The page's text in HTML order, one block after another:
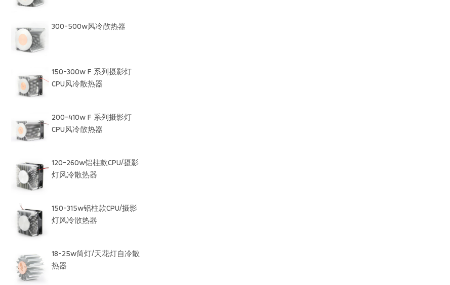
300-500w风冷散热器
150-300w F 系列摄影灯
CPU风冷散热器
200-410w F 系列摄影灯
CPU风冷散热器
120-260w铝柱款CPU/摄影
灯风冷散热器
150-315w铝柱款CPU/摄影
灯风冷散热器
18-25w筒灯/天花灯自冷散
热器